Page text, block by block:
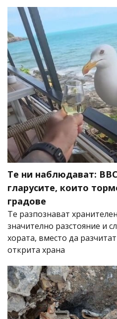
Те ни наблюдават:
гларусите, които
градове
Те разпознават
значително разстояние и
хората, вместо да
открита храна